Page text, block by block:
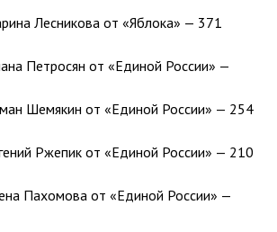
Лесникова от «Яблока» — 371
Петросян от «Единой России» —
Шемякин от «Единой России» — 254
Ржепик от «Единой России» — 210
Пахомова от «Единой России» —